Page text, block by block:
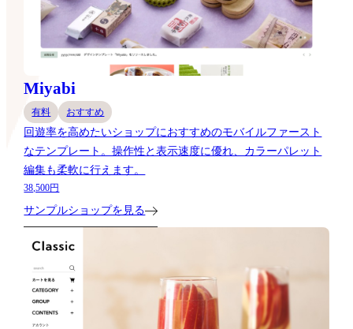
Miyabi
有料 おすすめ
回遊率を高めたいショップにおすすめのモバイルファースト
なテンプレート。操作性と表示速度に優れ、カラーパレット
編集も柔軟に行えます。
38,500円
サンプルショップを見る